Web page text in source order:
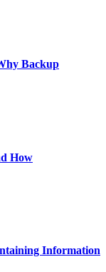
Backup
How
Information